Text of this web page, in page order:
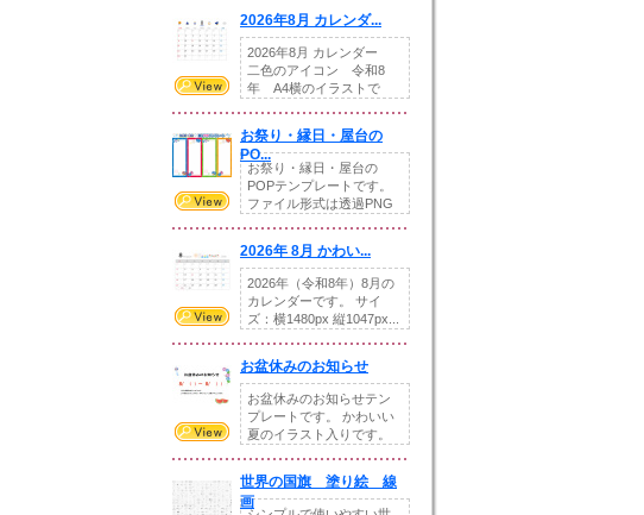
2026年8月 カレンダ...
2026年8月 カレンダー
二色のアイコン 令和8
年 A4横のイラストで
お祭り・縁日・屋台の
PO...
お祭り・縁日・屋台の
POPテンプレートです。
ファイル形式は透過PNG
2026年 8月 かわい...
2026年（令和8年）8月の
カレンダーです。 サイ
ズ：横1480px 縦1047px...
お盆休みのお知らせ
お盆休みのお知らせテン
プレートです。 かわいい
夏のイラスト入りです。
世界の国旗 塗り絵 線
画